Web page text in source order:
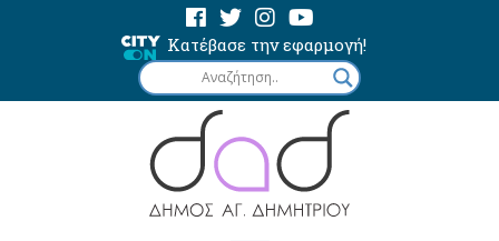
Κατέβασε την εφαρμογή!